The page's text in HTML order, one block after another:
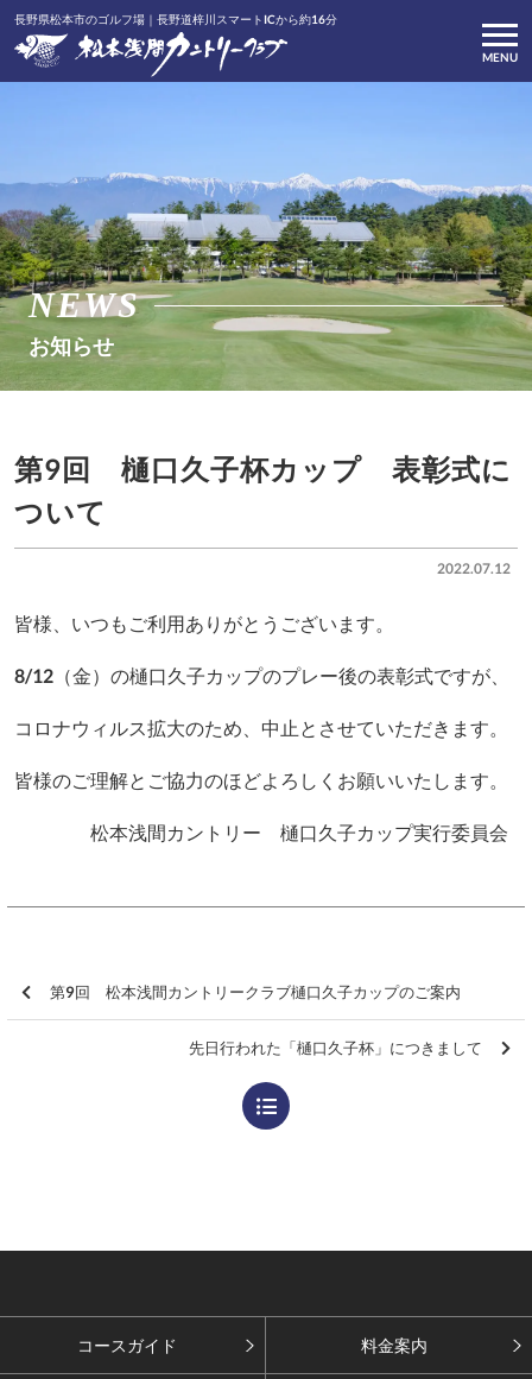
MENU
長野県松本市のゴルフ場｜長野道梓川スマートICから約16分
お知らせ
NEWS
2022.07.12
第9回 樋口久子杯カップ 表彰式に
ついて
皆様、いつもご利用ありがとうございます。
8/12（金）の樋口久子カップのプレー後の表彰式ですが、
コロナウィルス拡大のため、中止とさせていただきます。
皆様のご理解とご協力のほどよろしくお願いいたします。
松本浅間カントリー 樋口久子カップ実行委員会
第9回 松本浅間カントリークラブ樋口久子カップのご案内
先日行われた「樋口久子杯」につきまして
コースガイド 料金案内